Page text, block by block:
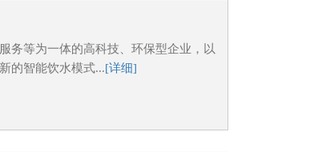
务等为一体的高科技、环保型企业，以
的智能饮水模式...[详细]